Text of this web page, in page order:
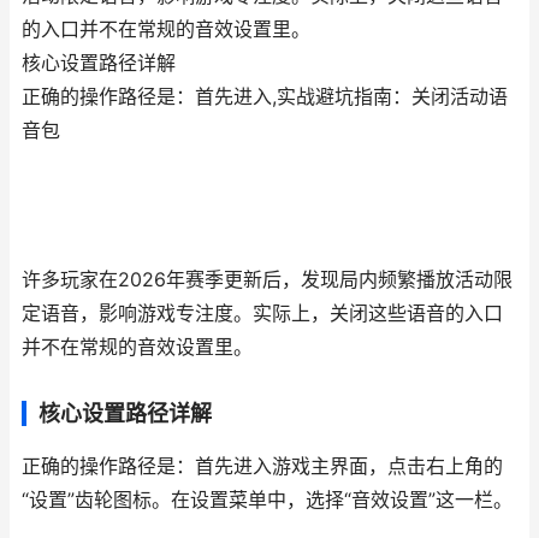
的入口并不在常规的音效设置里。
核心设置路径详解
正确的操作路径是：首先进入,实战避坑指南：关闭活动语
音包
许多玩家在2026年赛季更新后，发现局内频繁播放活动限
定语音，影响游戏专注度。实际上，关闭这些语音的入口
并不在常规的音效设置里。
核心设置路径详解
正确的操作路径是：首先进入游戏主界面，点击右上角的
“设置”齿轮图标。在设置菜单中，选择“音效设置”这一栏。